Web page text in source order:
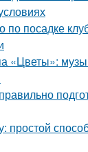
по посадке
«Цветы»:
простой